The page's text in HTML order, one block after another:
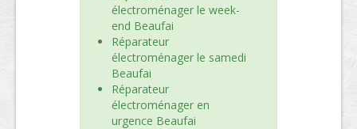
électroménager le week-
end Beaufai
Réparateur
électroménager le samedi
Beaufai
Réparateur
électroménager en
urgence Beaufai